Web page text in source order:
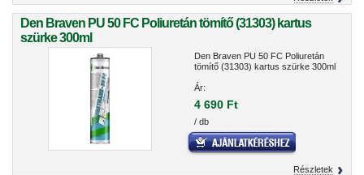
Den Braven PU 50 FC Poliuretán tömítő (31303) kartus
szürke 300ml
Den Braven PU 50 FC Poliuretán
tömítő (31303) kartus szürke 300ml
Ár:
4 690 Ft
/ db
Részletek